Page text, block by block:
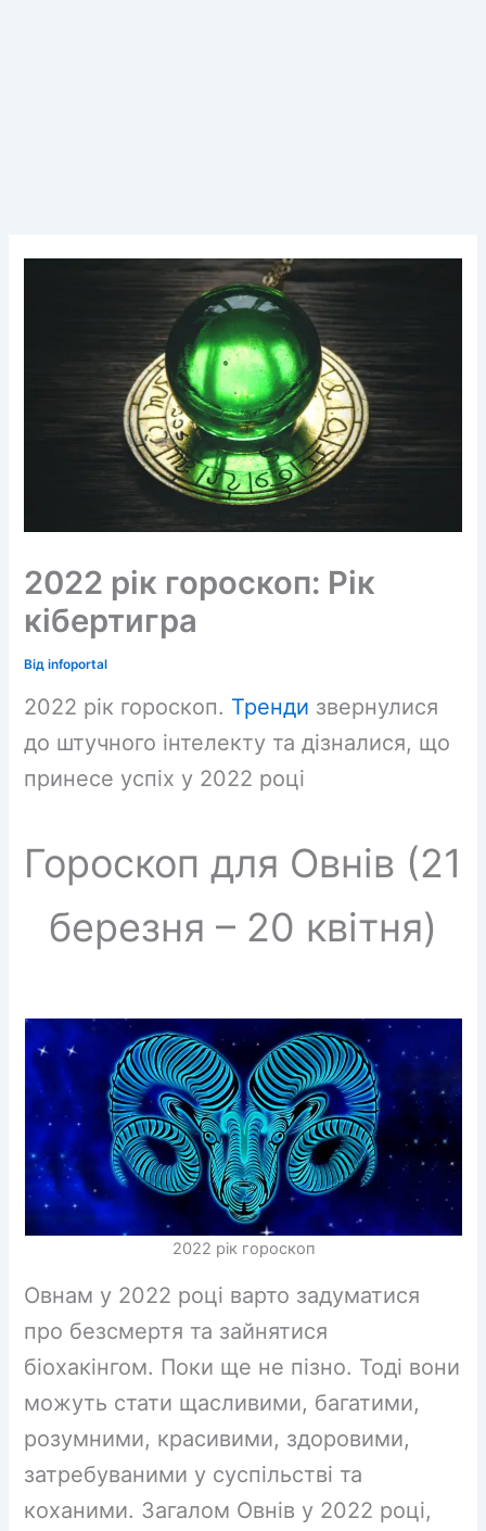
2022 рік гороскоп: Рік
кібертигра
Відinfoportal
2022 рік гороскоп. Тренди звернулися
до штучного інтелекту та дізналися, що
принесе успіх у 2022 році
Гороскоп для Овнів (21
березня – 20 квітня)
2022 рік гороскоп
Овнам у 2022 році варто задуматися
про безсмертя та зайнятися
біохакінгом. Поки ще не пізно. Тоді вони
можуть стати щасливими, багатими,
розумними, красивими, здоровими,
затребуваними у суспільстві та
коханими. Загалом Овнів у 2022 році,